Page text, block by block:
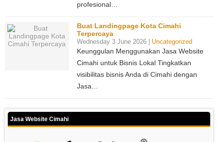
profesional…
Buat Landingpage Kota Cimahi
Terpercaya
Wednesday 3 June 2026 | Uncategorized
Keunggulan Menggunakan Jasa Website
Cimahi untuk Bisnis Lokal Tingkatkan
visibilitas bisnis Anda di Cimahi dengan
Jasa…
Jasa Website Cimahi